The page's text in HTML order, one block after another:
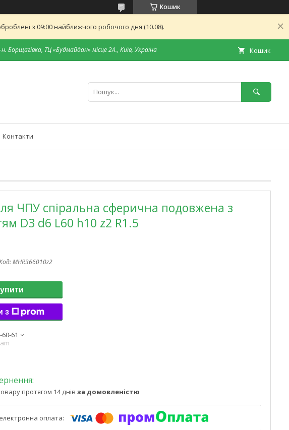
Кошик
з 09:00 найближчого робочого дня (10.08).
Борщагівка, ТЦ «Будмайдан» місце 2А., Київ, Україна Кошик
Контакти
ЧПУ спіральна сферична подовжена з
D3 d6 L60 h10 z2 R1.5
MHR366010z2
з
61
протягом 14 днів за домовленістю